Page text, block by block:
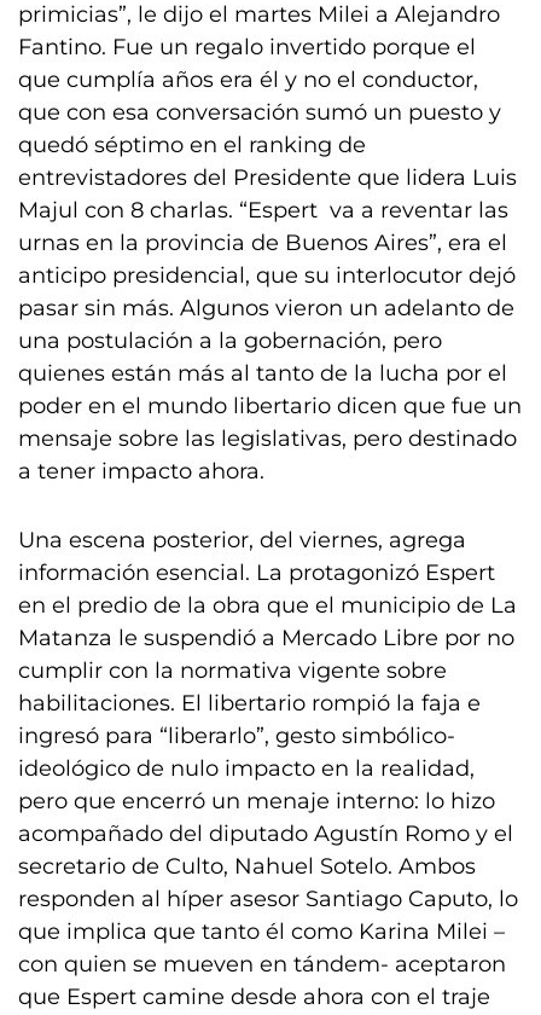
primicias”, le dijo el martes Milei a Alejandro
Fantino. Fue un regalo invertido porque el
que cumplía años era él y no el conductor,
que con esa conversación sumó un puesto y
quedó séptimo en el ranking de
entrevistadores del Presidente que lidera Luis
Majul con 8 charlas. “Espert va a reventar las
urnas en la provincia de Buenos Aires”, era el
anticipo presidencial, que su interlocutor dejó
pasar sin más. Algunos vieron un adelanto de
una postulación a la gobernación, pero
quienes están más al tanto de la lucha por el
poder en el mundo libertario dicen que fue un
mensaje sobre las legislativas, pero destinado
a tener impacto ahora.
Una escena posterior, del viernes, agrega
información esencial. La protagonizó Espert
en el predio de la obra que el municipio de La
Matanza le suspendió a Mercado Libre por no
cumplir con la normativa vigente sobre
habilitaciones. El libertario rompió la faja e
ingresó para “liberarlo”, gesto simbólico-
ideológico de nulo impacto en la realidad,
pero que encerró un menaje interno: lo hizo
acompañado del diputado Agustín Romo y el
secretario de Culto, Nahuel Sotelo. Ambos
responden al híper asesor Santiago Caputo, lo
que implica que tanto él como Karina Milei –
con quien se mueven en tándem- aceptaron
que Espert camine desde ahora con el traje